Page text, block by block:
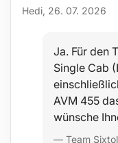
- an Gewinde G 3/4"
- Standard-
kompatibel mit dem
Material: Gummi,
Gewicht: 500 g
Farbe: schwarz
Hedi, 26. 07. 2026
Ja. Für den
Single Cab
AVM 455
wünsche
— Team